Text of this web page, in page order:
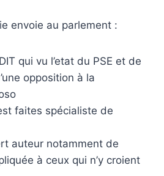
envoie au parlement :
qui vu l’etat du PSE et de
opposition à la
faites spécialiste de
auteur notamment de
à ceux qui n’y croient